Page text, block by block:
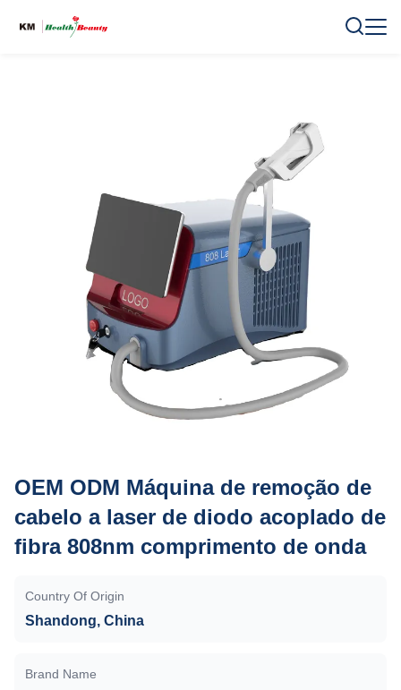
OEM ODM Máquina de remoção de
cabelo a laser de diodo acoplado de
fibra 808nm comprimento de onda
Country Of Origin
Shandong, China
Brand Name